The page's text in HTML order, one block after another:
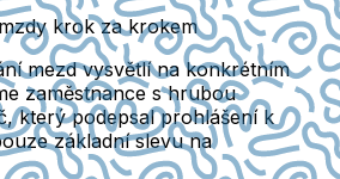
krok za krokem
mezd vysvětlí na konkrétním
zaměstnance s hrubou
který podepsal prohlášení k
základní slevu na